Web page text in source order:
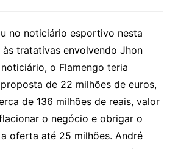
no noticiário esportivo nesta
às tratativas envolvendo Jhon
o Flamengo teria
de 22 milhões de euros,
de 136 milhões de reais, valor
o negócio e obrigar o
oferta até 25 milhões. André